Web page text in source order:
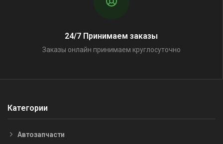
24/7 Принимаем заказы
Заказы онлайн принимаем круглосуточно
Категории
Автозапчасти